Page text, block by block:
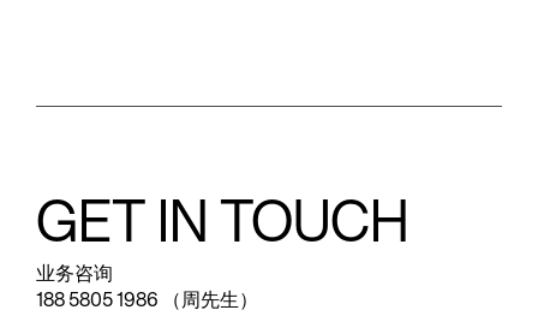
GET IN TOUCH
业务咨询
188 5805 1986 （周先生）